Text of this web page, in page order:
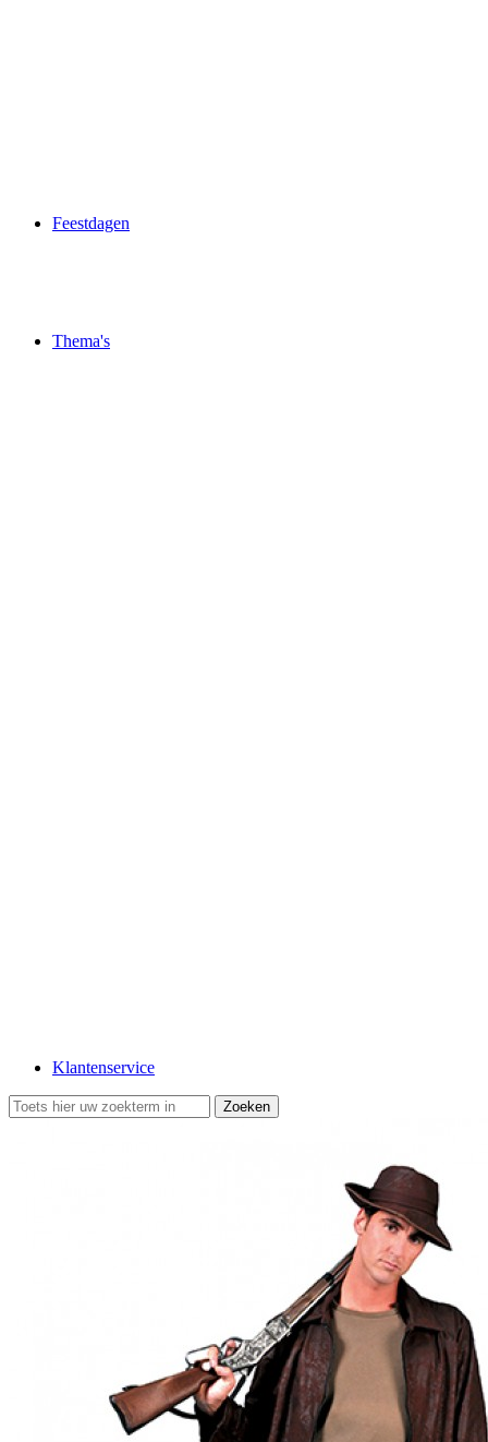
Feestdagen
Thema's
Klantenservice